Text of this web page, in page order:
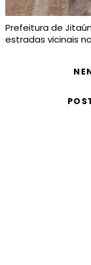
Prefeitura de
estradas vicinais